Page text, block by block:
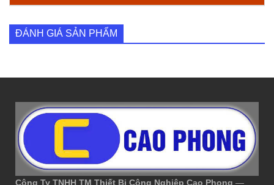
ĐÁNH GIÁ SẢN PHẨM
Công Ty TNHH TM Thiết Bị Công Nghiệp Cao Phong —